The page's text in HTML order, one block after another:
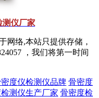
测仪厂家
网络,本站只提供存储，
，我们将第一时间
度仪检测仪品牌 骨密度
测仪生产厂家 骨密度检